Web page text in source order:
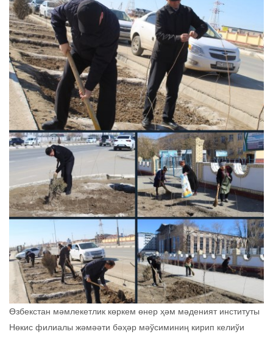
Өзбекстан мәмлекетлик көркем өнер ҳәм мәденият институты
Нөкис филиалы жәмәәти бәҳәр мәўсиминиң кирип келиўи